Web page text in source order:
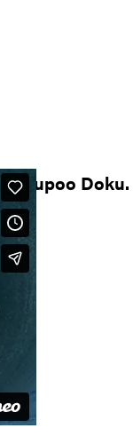
Teahupoo Doku.